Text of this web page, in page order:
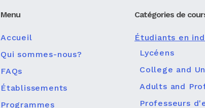
Menu
Accueil
Qui sommes-nous?
FAQs
Établissements
Programmes
Catégories de
Étudiants en
Lycéens
College and
Adults and
Professeurs